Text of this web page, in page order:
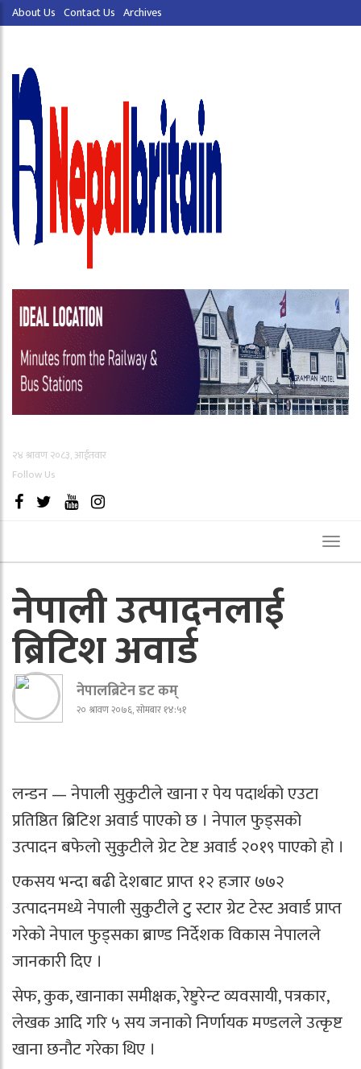
About Us Contact Us Archives
२४ श्रावण २०८३, आईतवार
Follow Us
नेपाली उत्पादनलाई
ब्रिटिश अवार्ड
नेपालब्रिटेन डट कम्
२० श्रावण २०७६, सोमबार १४:५१
लन्डन — नेपाली सुकुटीले खाना र पेय पदार्थको एउटा
प्रतिष्ठित ब्रिटिश अवार्ड पाएको छ । नेपाल फुड्सको
उत्पादन बफेलो सुकुटीले ग्रेट टेष्ट अवार्ड २०१९ पाएको हो ।
एकसय भन्दा बढी देशबाट प्राप्त १२ हजार ७७२
उत्पादनमध्ये नेपाली सुकुटीले टु स्टार ग्रेट टेस्ट अवार्ड प्राप्त
गरेको नेपाल फुड्सका ब्राण्ड निर्देशक विकास नेपालले
जानकारी दिए ।
सेफ, कुक, खानाका समीक्षक, रेष्टुरेन्ट व्यवसायी, पत्रकार,
लेखक आदि गरि ५ सय जनाको निर्णायक मण्डलले उत्कृष्ट
खाना छनौट गरेका थिए ।